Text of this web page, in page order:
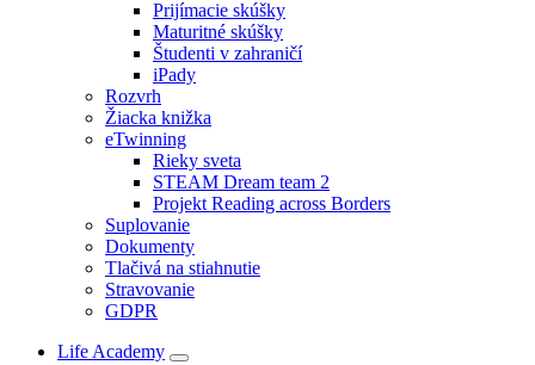
Prijímacie skúšky
Maturitné skúšky
Študenti v zahraničí
iPady
Rozvrh
Žiacka knižka
eTwinning
Rieky sveta
STEAM Dream team 2
Projekt Reading across Borders
Suplovanie
Dokumenty
Tlačivá na stiahnutie
Stravovanie
GDPR
Life Academy